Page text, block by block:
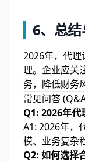
6、总
2026年，代理
理。企业应关
务，降低财务
常见问答
Q1: 2026年代
A1: 2026年，
模、业务复杂
Q2: 如何选择